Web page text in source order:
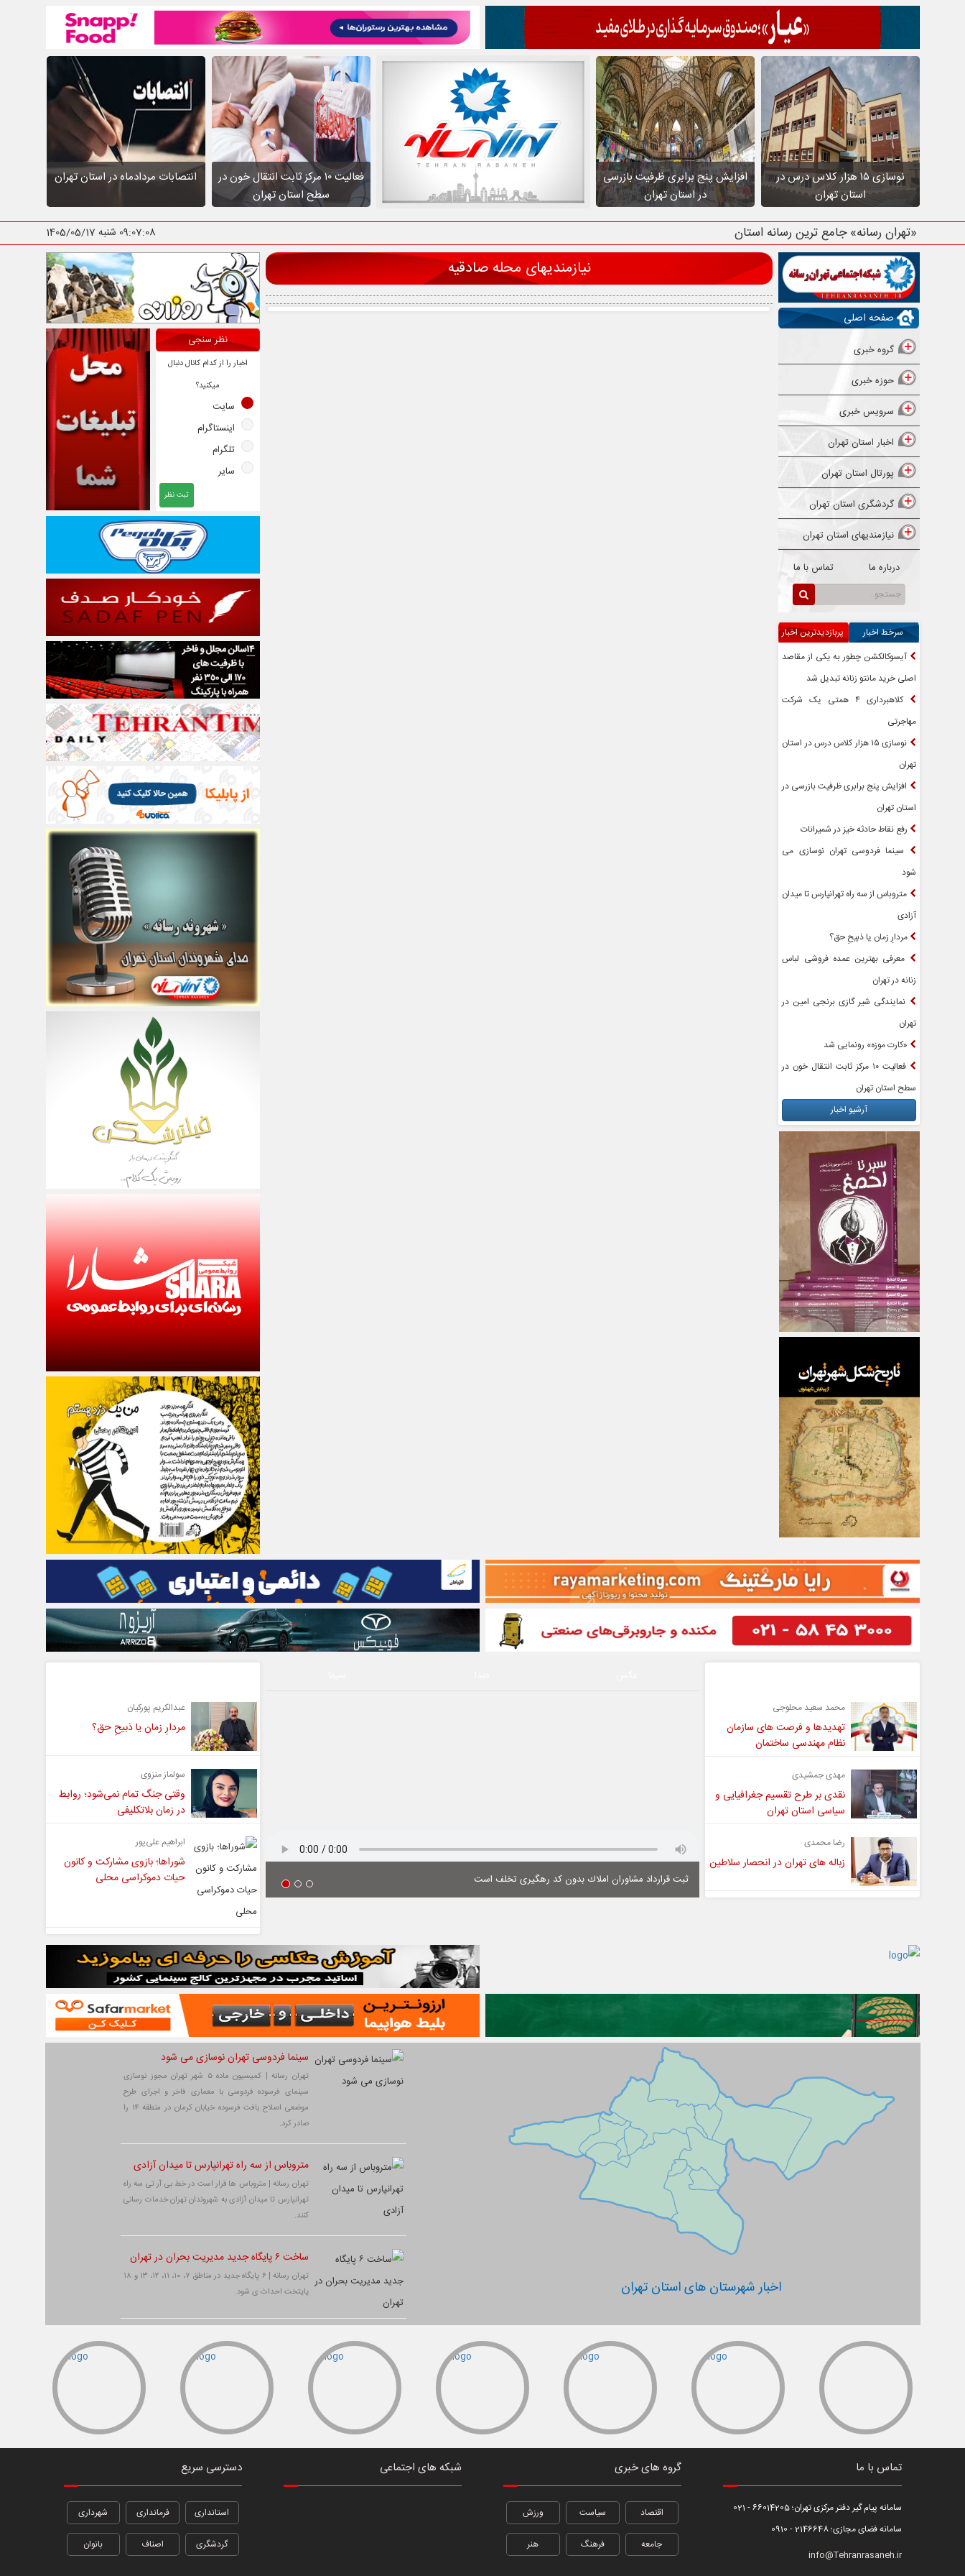
نوسازی ۱۵ هزار کلاس درس در
استان تهران
افزایش پنج برابری ظرفیت بازرسی
در استان تهران
فعالیت ۱۰ مرکز ثابت انتقال خون در
سطح استان تهران
انتصابات مردادماه در استان تهران
«تهران رسانه» جامع ت 09:07:09 شنبه 1405/05/17
صفحه اصلی
گروه خبری
حوزه خبری
سرویس خبری
اخبار استان تهران
پورتال استان تهران
گردشگری استان تهران
نیازمندیهای استان تهران
درباره ما تماس با ما
سرخط اخبار
پربازدیدترین اخبار
آیسوکالکشن چطور به یکی از مقاصد
اصلی خرید مانتو زنانه تبدیل شد
کلاهبرداری ۴ همتی یک شرکت
مهاجرتی
نوسازی ۱۵ هزار کلاس درس در استان
تهران
افزایش پنج برابری ظرفیت بازرسی در
استان تهران
رفع نقاط حادثه خیز در شمیرانات
سینما فردوسی تهران نوسازی می
شود
متروباس از سه راه تهرانپارس تا میدان
آزادی
مردارِ زمان یا ذبیحِ حق؟
معرفی بهترین عمده فروشی لباس
زنانه در تهران
نمایندگی شیر گازی برنجی امین در
تهران
«کارت موزه» رونمایی شد
فعالیت ۱۰ مرکز ثابت انتقال خون در
سطح استان تهران
آرشیو اخبار
نیازمندیهای محله صادقیه
نظر سنجی
اخبار را از کدام کانال دنبال
میکنید؟
سایت
اینستاگرام
تلگرام
سایر
ثبت نظر
محمد سعید محلوجی
تهدیدها و فرصت های سازمان
نظام مهندسی ساختمان
مهدی جمشیدی
نقدی بر طرح تقسیم جغرافیایی و
سیاسی استان تهران
رضا محمدی
زباله های تهران در انحصار سلاطین
ثبت قرارداد مشاوران املاك بدون كد رهگیری تخلف است
عبدالکریم پورکیان
مردارِ زمان یا ذبیحِ حق؟
سولماز منزوی
وقتی جنگ تمام نمی‌شود؛ روابط
در زمان بلاتکلیفی
ابراهیم علی‌پور
شوراها؛ بازوی مشارکت و کانون
حیات دموکراسی محلی
اخبار شهرستان های استان تهران
سینما فردوسی تهران نوسازی می شود
تهران رسانه | کمیسیون ماده ۵ شهر تهران مجوز نوسازی
سینمای فرسوده فردوسی با معماری فاخر و اجرای طرح
موضعی اصلاح بافت فرسوده خیابان کرمان در منطقه ۱۴ را
صادر کرد.
متروباس از سه راه تهرانپارس تا میدان آزادی
تهران رسانه | متروباس ها قرار است در خط بی آر تی سه راه
تهرانپارس تا میدان آزادی به شهروندان تهران خدمات رسانی
کنند.
ساخت ۶ پایگاه جدید مدیریت بحران در تهران
تهران رسانه | ۶ پایگاه جدید در مناطق ۷، ۱۰، ۱۱، ۱۲، ۱۳ و ۱۸
پایتخت احداث ی شود.
تماس با ما
سامانه پیام گیر دفتر مرکزی تهران؛ 66014205 - 021
سامانه فضای مجازی؛ 2146648 - 0910
info@Tehranrasaneh.ir
گروه های خبری
اقتصاد سیاست ورزش
جامعه فرهنگ هنر
شبکه های اجتماعی دسترسی سریع
استانداری فرمانداری شهرداری
گردشگری اصناف بانوان